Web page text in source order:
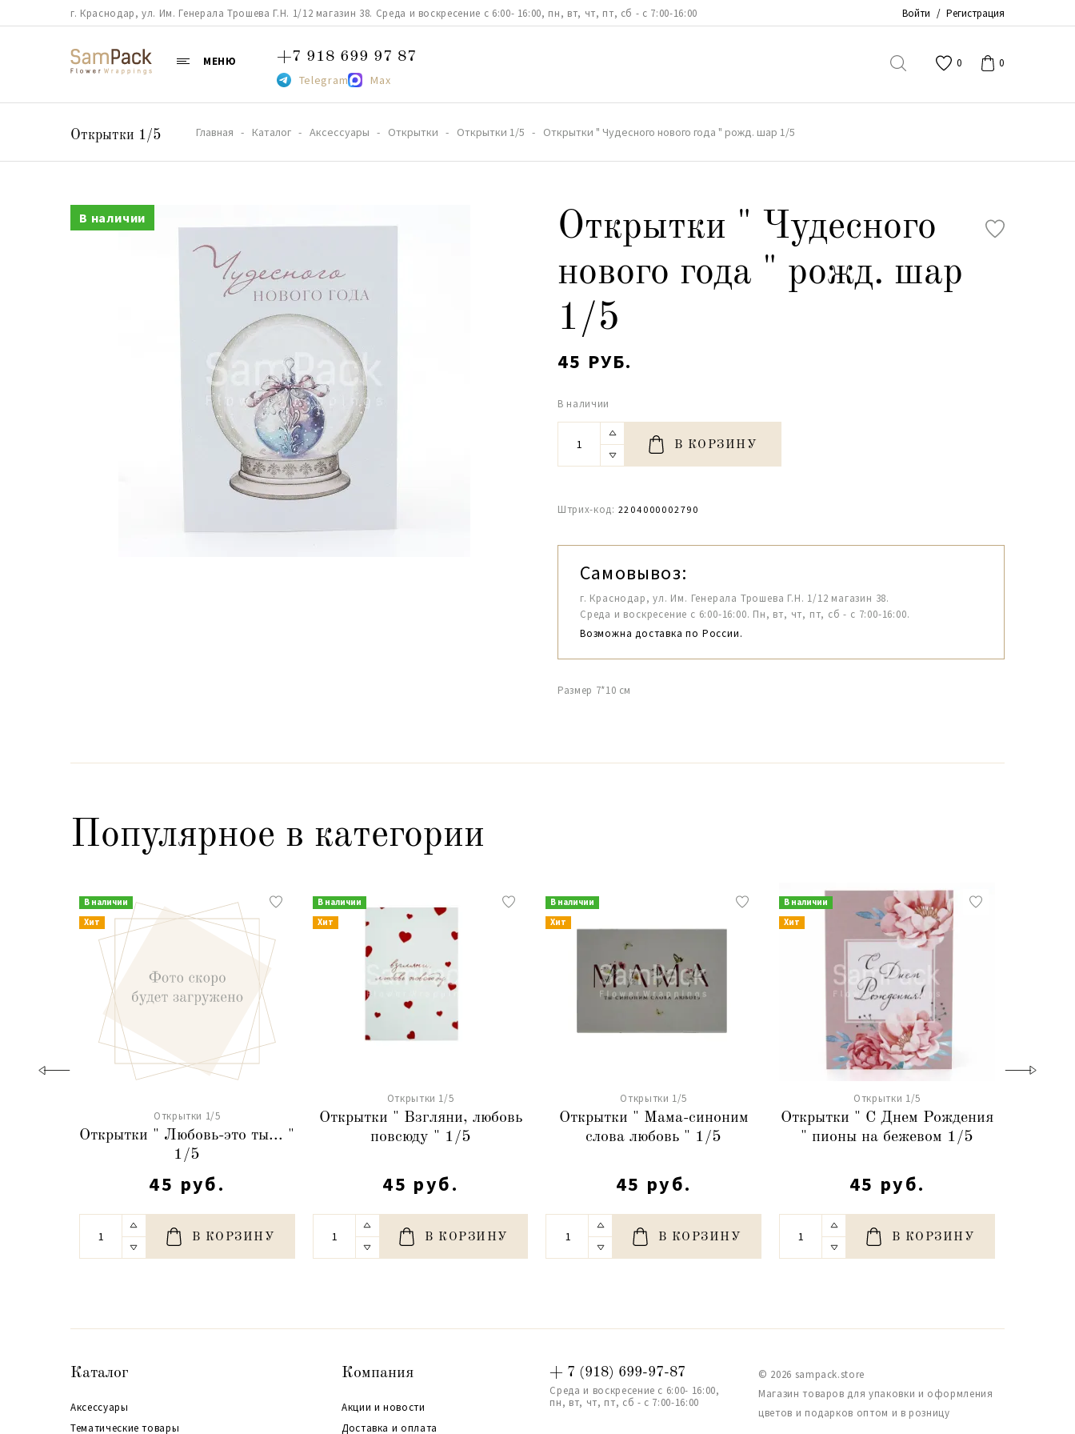
г. Краснодар, ул. Им. Генерала Трошева Г.Н. 1/12 магазин 38. Среда и воскресение с 6:00- 16:00, пн, вт, чт, пт, сб - с 7:00-16:00 Войти / Регистрация
МЕНЮ +7 918 699 97 87
Telegram Max
0 0
Открытки 1/5 Главная Каталог Аксессуары Открытки Открытки 1/5 Открытки " Чудесного нового года " рожд. шар 1/5
В наличии
Открытки " Чудесного
нового года " рожд. шар
1/5
45 РУБ.
В наличии
В КОРЗИНУ
Штрих-код: 2204000002790
Самовывоз:
г. Краснодар, ул. Им. Генерала Трошева Г.Н. 1/12 магазин 38.
Среда и воскресение с 6:00-16:00. Пн, вт, чт, пт, сб - с 7:00-16:00.
Возможна доставка по России.
Размер 7*10 см
Популярное в категории
В наличии
Хит
Открытки 1/5
Открытки " Любовь-это ты... "
1/5
45 руб.
В КОРЗИНУ
В наличии
Хит
Открытки 1/5
Открытки " Взгляни, любовь
повсюду " 1/5
45 руб.
В КОРЗИНУ
В наличии
Хит
Открытки 1/5
Открытки " Мама-синоним
слова любовь " 1/5
45 руб.
В КОРЗИНУ
В наличии
Хит
Открытки 1/5
Открытки " С Днем Рождения
" пионы на бежевом 1/5
45 руб.
В КОРЗИНУ
Каталог
Аксессуары
Тематические товары
Компания
Акции и новости
Доставка и оплата
+ 7 (918) 699-97-87
Среда и воскресение с 6:00- 16:00,
пн, вт, чт, пт, сб - с 7:00-16:00
© 2026 sampack.store
Магазин товаров для упаковки и оформления
цветов и подарков оптом и в розницу